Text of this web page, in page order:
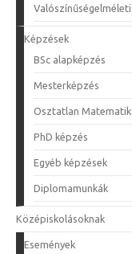
Képzések
BSc alapképzés
Mesterképzés
Osztatlan
PhD képzés
Egyéb képzések
Diplomamunkák
Középiskolásoknak
Események